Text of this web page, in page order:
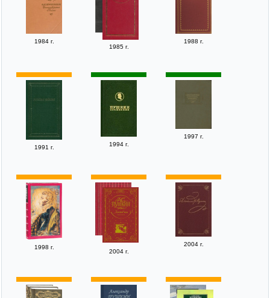
1984 г.
1985 г.
1988 г.
1991 г. 1994 г.
1997 г.
1998 г.
2004 г.
2004 г.